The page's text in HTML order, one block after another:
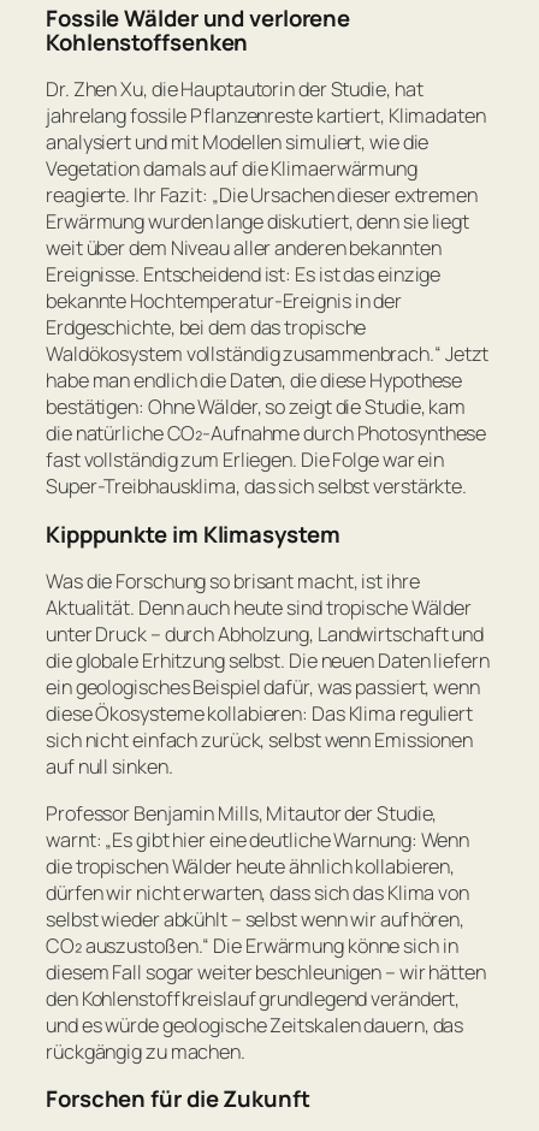
Fossile Wälder und verlorene
Kohlenstoffsenken
Dr. Zhen Xu, die Hauptautorin der Studie, hat
jahrelang fossile Pflanzenreste kartiert, Klimadaten
analysiert und mit Modellen simuliert, wie die
Vegetation damals auf die Klimaerwärmung
reagierte. Ihr Fazit: „Die Ursachen dieser extremen
Erwärmung wurden lange diskutiert, denn sie liegt
weit über dem Niveau aller anderen bekannten
Ereignisse. Entscheidend ist: Es ist das einzige
bekannte Hochtemperatur-Ereignis in der
Erdgeschichte, bei dem das tropische
Waldökosystem vollständig zusammenbrach.“Jetzt
habe man endlich die Daten, die diese Hypothese
bestätigen: Ohne Wälder, so zeigt die Studie, kam
die natürliche CO₂-Aufnahme durch Photosynthese
fast vollständig zum Erliegen. Die Folge war ein
Super-Treibhausklima, das sich selbst verstärkte.
Kipppunkte im Klimasystem
Was die Forschung so brisant macht, ist ihre
Aktualität. Denn auch heute sind tropische Wälder
unter Druck – durch Abholzung, Landwirtschaft und
die globale Erhitzung selbst. Die neuen Daten liefern
ein geologisches Beispiel dafür, was passiert, wenn
diese Ökosysteme kollabieren: Das Klima reguliert
sich nicht einfach zurück, selbst wenn Emissionen
auf null sinken.
Professor Benjamin Mills, Mitautor der Studie,
warnt: „Es gibt hier eine deutliche Warnung: Wenn
die tropischen Wälder heute ähnlich kollabieren,
dürfen wir nicht erwarten, dass sich das Klima von
selbst wieder abkühlt – selbst wenn wir aufhören,
CO₂ auszustoßen.“ Die Erwärmung könne sich in
diesem Fall sogar weiter beschleunigen – wir hätten
den Kohlenstoffkreislauf grundlegend verändert,
und es würde geologische Zeitskalen dauern, das
rückgängig zu machen.
Forschen für die Zukunft